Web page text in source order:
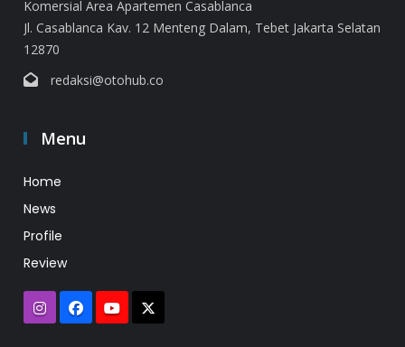
Komersial Area Apartemen Casablanca
Jl. Casablanca Kav. 12 Menteng Dalam, Tebet Jakarta Selatan
12870
redaksi@otohub.co
Menu
Home
News
Profile
Review